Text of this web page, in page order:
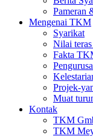
Pameran
Mengenai TKM
Syarikat
Nilai
Fakta
Projek-
Muat
Kontak
TKM
TKM